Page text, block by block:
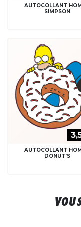
AUTOCOLLANT
SIMPSON
AUTOCOLLANT
DONUT'S